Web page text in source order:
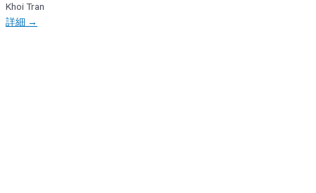
Khoi Tran
詳細 →